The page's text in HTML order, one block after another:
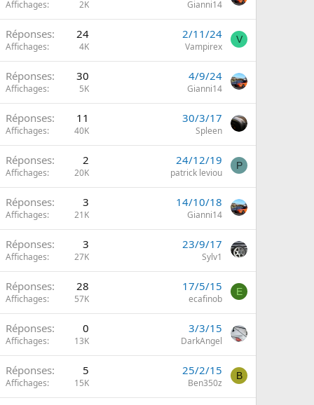
Affichages 2K Gianni14
Réponses 24
Affichages 4K
2/11/24
Vampirex
V
Réponses 30
Affichages 5K
4/9/24
Gianni14
Réponses 11
Affichages 40K
30/3/17
Spleen
Réponses 2
Affichages 20K
24/12/19
patrick leviou
P
Réponses 3
Affichages 21K
14/10/18
Gianni14
Réponses 3
Affichages 27K
23/9/17
Sylv1
Réponses 28
Affichages 57K
17/5/15
ecafinob
E
Réponses 0
Affichages 13K
3/3/15
DarkAngel
Réponses 5
Affichages 15K
25/2/15
Ben350z
B